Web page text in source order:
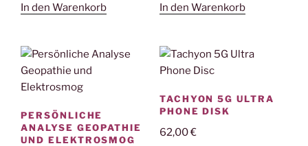
In den Warenkorb
In den Warenkorb
PERSÖNLICHE
ANALYSE GEOPATHIE
UND ELEKTROSMOG
TACHYON 5G ULTRA
PHONE DISK
62,00€